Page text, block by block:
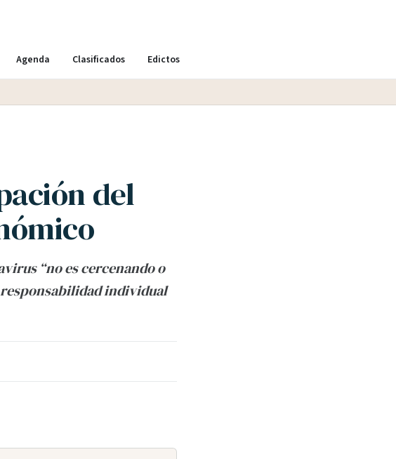
Agenda Clasificados Edictos
del
“no es cercenando o
individual